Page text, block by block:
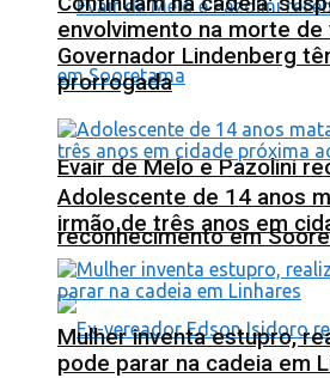
Evair de Melo e Pazolini
reconhecimento em
envolvimento na morte
Governador Lindenberg
prorrogada
Adolescente de 14 anos
irmão de três anos em
Mulher inventa estupro,
pode parar na cadeia em